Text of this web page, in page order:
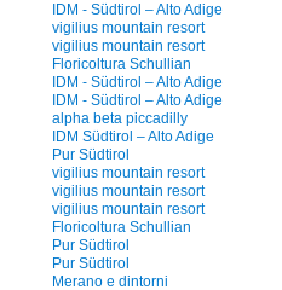
IDM - Südtirol – Alto Adige
vigilius mountain resort
vigilius mountain resort
Floricoltura Schullian
IDM - Südtirol – Alto Adige
IDM - Südtirol – Alto Adige
alpha beta piccadilly
IDM Südtirol – Alto Adige
Pur Südtirol
vigilius mountain resort
vigilius mountain resort
vigilius mountain resort
Floricoltura Schullian
Pur Südtirol
Pur Südtirol
Merano e dintorni